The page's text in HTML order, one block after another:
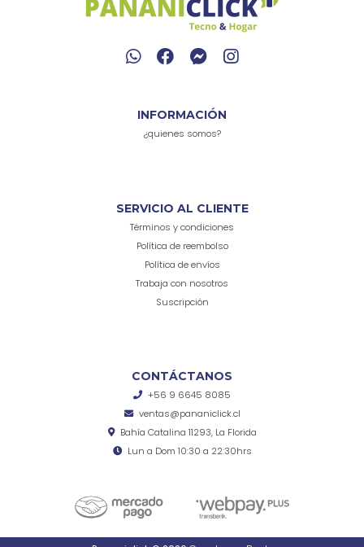
INFORMACIÓN
¿quienes somos?
SERVICIO AL CLIENTE
Términos y condiciones
Política de reembolso
Política de envíos
Trabaja con nosotros
Suscripción
CONTÁCTANOS
+56 9 6645 8085
ventas@pananiclick.cl
Bahía Catalina 11293, La Florida
Lun a Dom 10:30 a 22:30hrs